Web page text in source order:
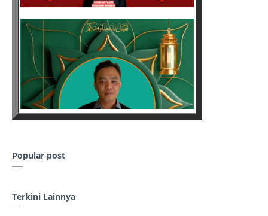
Popular post
Terkini Lainnya